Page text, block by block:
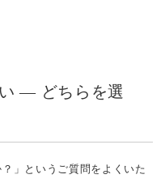
— どちらを選
」というご質問をよくいた